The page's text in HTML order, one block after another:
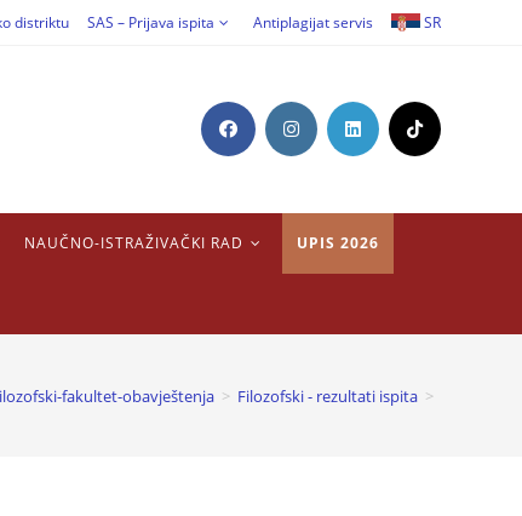
distriktu SAS – Prijava ispita Antiplagijat servis SR
NAUČNO-ISTRAŽIVAČKI RAD UPIS 2026
fakultet-obavještenja > Filozofski - rezultati ispita >